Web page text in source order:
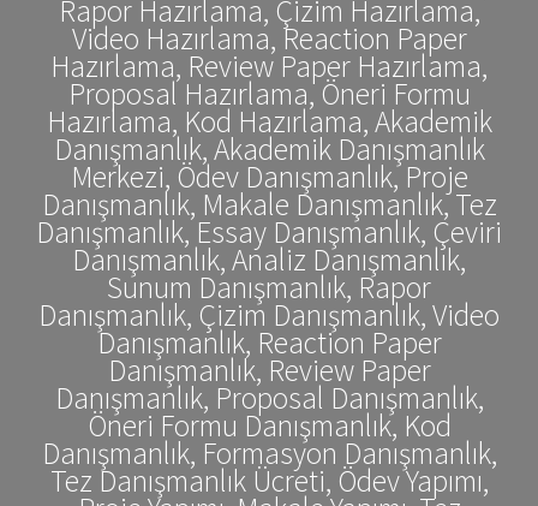
Rapor Hazırlama, Çizim Hazırlama,
Video Hazırlama, Reaction Paper
Hazırlama, Review Paper Hazırlama,
Proposal Hazırlama, Öneri Formu
Hazırlama, Kod Hazırlama, Akademik
Danışmanlık, Akademik Danışmanlık
Merkezi, Ödev Danışmanlık, Proje
Danışmanlık, Makale Danışmanlık, Tez
Danışmanlık, Essay Danışmanlık, Çeviri
Danışmanlık, Analiz Danışmanlık,
Sunum Danışmanlık, Rapor
Danışmanlık, Çizim Danışmanlık, Video
Danışmanlık, Reaction Paper
Danışmanlık, Review Paper
Danışmanlık, Proposal Danışmanlık,
Öneri Formu Danışmanlık, Kod
Danışmanlık, Formasyon Danışmanlık,
Tez Danışmanlık Ücreti, Ödev Yapımı,